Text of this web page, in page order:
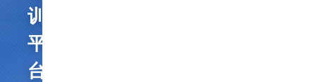
训
平
台